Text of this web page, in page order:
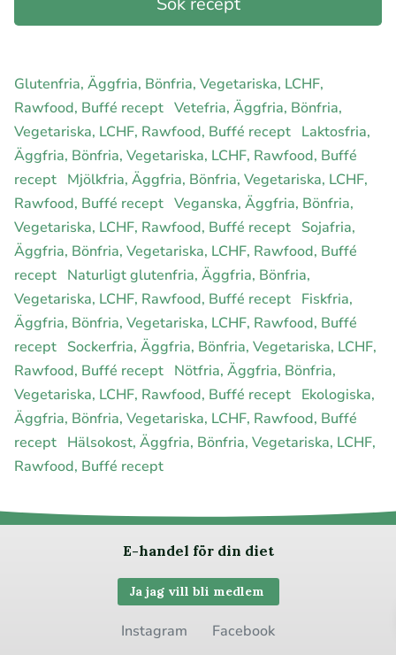
Glutenfria, Äggfria, Bönfria, Vegetariska, LCHF,
Rawfood, Buffé recept Vetefria, Äggfria, Bönfria,
Vegetariska, LCHF, Rawfood, Buffé recept Laktosfria,
Äggfria, Bönfria, Vegetariska, LCHF, Rawfood, Buffé
recept Mjölkfria, Äggfria, Bönfria, Vegetariska, LCHF,
Rawfood, Buffé recept Veganska, Äggfria, Bönfria,
Vegetariska, LCHF, Rawfood, Buffé recept Sojafria,
Äggfria, Bönfria, Vegetariska, LCHF, Rawfood, Buffé
recept Naturligt glutenfria, Äggfria, Bönfria,
Vegetariska, LCHF, Rawfood, Buffé recept Fiskfria,
Äggfria, Bönfria, Vegetariska, LCHF, Rawfood, Buffé
recept Sockerfria, Äggfria, Bönfria, Vegetariska, LCHF,
Rawfood, Buffé recept Nötfria, Äggfria, Bönfria,
Vegetariska, LCHF, Rawfood, Buffé recept Ekologiska,
Äggfria, Bönfria, Vegetariska, LCHF, Rawfood, Buffé
recept Hälsokost, Äggfria, Bönfria, Vegetariska, LCHF,
Rawfood, Buffé recept
E-handel för din diet
Ja jag vill bli medlem
Instagram
Facebook